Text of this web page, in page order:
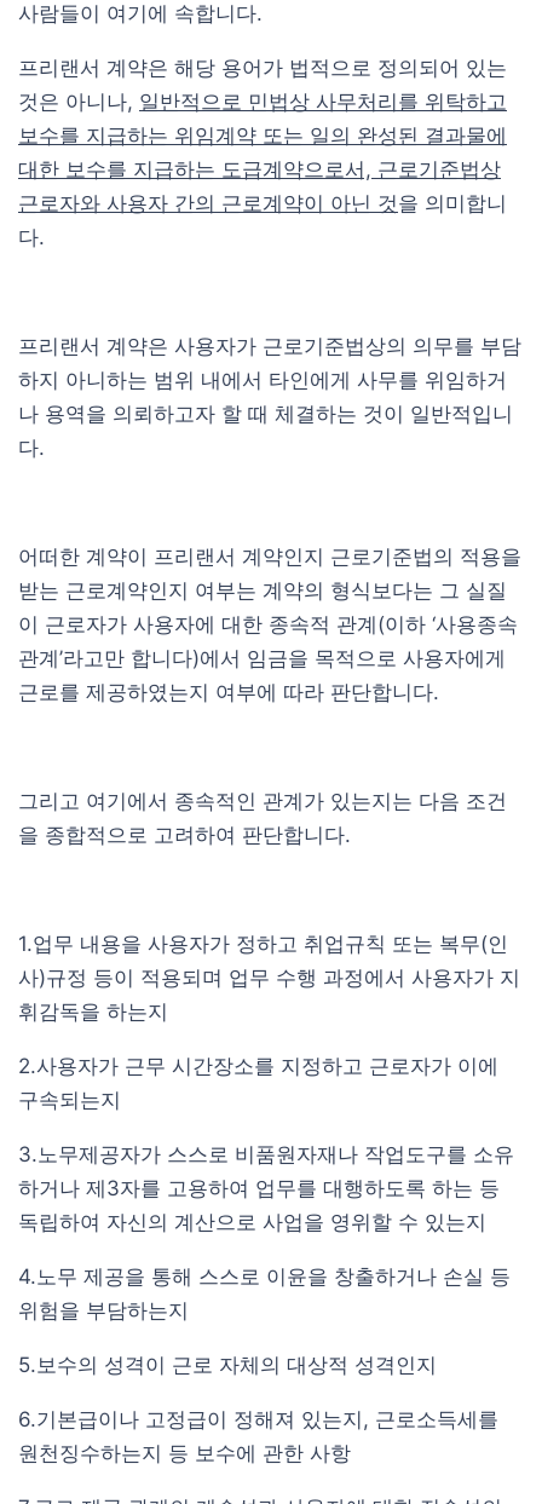
사람들이 여기에 속합니다.
프리랜서 계약은 해당 용어가 법적으로 정의되어 있는
것은 아니나, 일반적으로 민법상 사무처리를 위탁하고
보수를 지급하는 위임계약 또는 일의 완성된 결과물에
대한 보수를 지급하는 도급계약으로서, 근로기준법상
근로자와 사용자 간의 근로계약이 아닌 것을 의미합니
다.
프리랜서 계약은 사용자가 근로기준법상의 의무를 부담
하지 아니하는 범위 내에서 타인에게 사무를 위임하거
나 용역을 의뢰하고자 할 때 체결하는 것이 일반적입니
다.
어떠한 계약이 프리랜서 계약인지 근로기준법의 적용을
받는 근로계약인지 여부는 계약의 형식보다는 그 실질
이 근로자가 사용자에 대한 종속적 관계(이하 ‘사용종속
관계’라고만 합니다)에서 임금을 목적으로 사용자에게
근로를 제공하였는지 여부에 따라 판단합니다.
그리고 여기에서 종속적인 관계가 있는지는 다음 조건
을 종합적으로 고려하여 판단합니다.
1.업무 내용을 사용자가 정하고 취업규칙 또는 복무(인
사)규정 등이 적용되며 업무 수행 과정에서 사용자가 지
휘감독을 하는지
2.사용자가 근무 시간장소를 지정하고 근로자가 이에
구속되는지
3.노무제공자가 스스로 비품원자재나 작업도구를 소유
하거나 제3자를 고용하여 업무를 대행하도록 하는 등
독립하여 자신의 계산으로 사업을 영위할 수 있는지
4.노무 제공을 통해 스스로 이윤을 창출하거나 손실 등
위험을 부담하는지
5.보수의 성격이 근로 자체의 대상적 성격인지
6.기본급이나 고정급이 정해져 있는지, 근로소득세를
원천징수하는지 등 보수에 관한 사항